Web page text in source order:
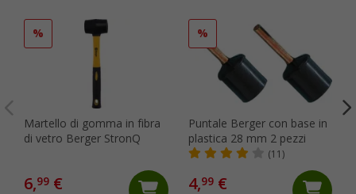
%
Martello di gomma in fibra
di vetro Berger StronQ
6,99 €
%
Puntale Berger con base in
plastica 28 mm 2 pezzi
(11)
4,99€